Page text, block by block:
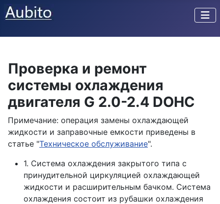
Проверка и ремонт
системы охлаждения
двигателя G 2.0-2.4 DOHC
Примечание: операция замены охлаждающей
жидкости и заправочные емкости приведены в
статье "Техническое обслуживание".
1. Система охлаждения закрытого типа с
принудительной циркуляцией охлаждающей
жидкости и расширительным бачком. Система
охлаждения состоит из рубашки охлаждения